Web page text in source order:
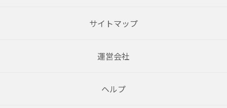
サイトマップ
運営会社
ヘルプ